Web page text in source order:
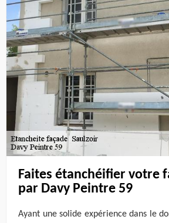
Faites étanchéifier votre
par Davy Peintre 59
Ayant une solide expérience dans le